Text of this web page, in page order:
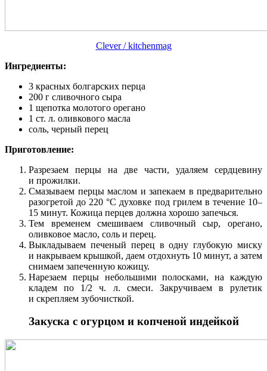
Clever / kitchenmag
Ингредиенты:
3 красных болгарских перца
200 г сливочного сыра
1 щепотка молотого орегано
1 ст. л. оливкового масла
соль, черный перец
Приготовление:
Разрезаем перцы на две части, удаляем сердцевину
и прожилки.
Смазываем перцы маслом и запекаем в предварительно
разогретой до 220 °С духовке под грилем в течение 10–
15 минут. Кожица перцев должна хорошо запечься.
Тем временем смешиваем сливочный сыр, орегано,
оливковое масло, соль и перец.
Выкладываем печеный перец в одну глубокую миску
и накрываем крышкой, даем отдохнуть 10 минут, а затем
снимаем запеченную кожицу.
Нарезаем перцы небольшими полосками, на каждую
кладем по 1/2 ч. л. смеси. Закручиваем в рулетик
и скрепляем зубочисткой.
Закуска с огурцом и копченой индейкой